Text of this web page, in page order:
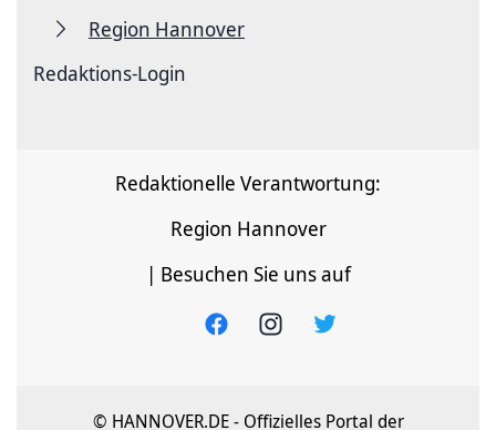
Region Hannover
Redaktions-Login
Redaktionelle Verantwortung:
Region Hannover
| Besuchen Sie uns auf
© HANNOVER.DE - Offizielles Portal der